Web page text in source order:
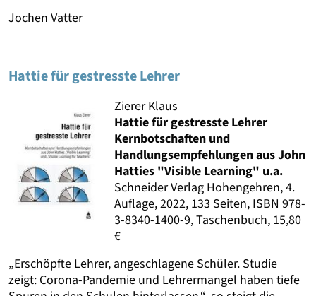
Jochen Vatter
Hattie für gestresste Lehrer
Zierer Klaus
Hattie für gestresste Lehrer
Kernbotschaften und
Handlungsempfehlungen aus John
Hatties "Visible Learning" u.a.
Schneider Verlag Hohengehren, 4.
Auflage, 2022, 133 Seiten, ISBN 978-
3-8340-1400-9, Taschenbuch, 15,80
€
„Erschöpfte Lehrer, angeschlagene Schüler. Studie
zeigt: Corona-Pandemie und Lehrermangel haben tiefe